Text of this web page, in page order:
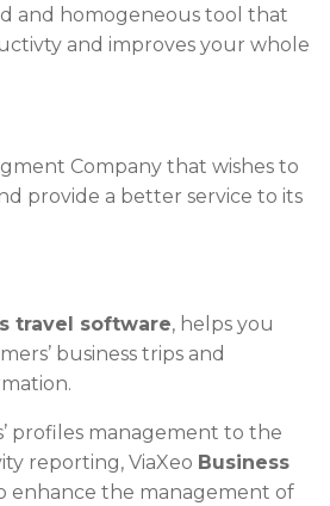
and homogeneous tool that
and improves your whole
Company that wishes to
provide a better service to its
travel software, helps you
business trips and
profiles management to the
reporting, ViaXeo Business
enhance the management of